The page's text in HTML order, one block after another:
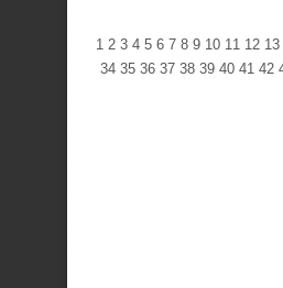
1 2 3 4 5 6 7 8 9 10 11 12 13
34 35 36 37 38 39 40 41 42